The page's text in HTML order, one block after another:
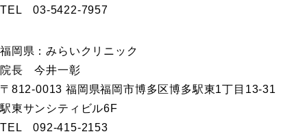
TEL 03-5422-7957
福岡県：みらいクリニック
院長 今井一彰
〒812-0013 福岡県福岡市博多区博多駅東1丁目13-31
駅東サンシティビル6F
TEL 092-415-2153